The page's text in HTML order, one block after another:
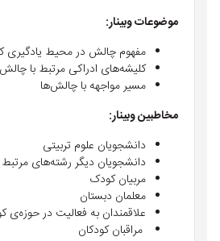
موضوعات وبینار:
مفهوم چالش در محیط یادگیری
کلیشه‌های ادراکی مرتبط با
مسیر مواجهه با چالش‌ها
مخاطبین وبینار:
دانشجویان علوم تربیتی
دانشجویان دیگر رشته‌های مرتبط
مربیان کودک
معلمان دبستان
علاقمندان به فعالیت در حوزه‌ی
مراقبان کودکان